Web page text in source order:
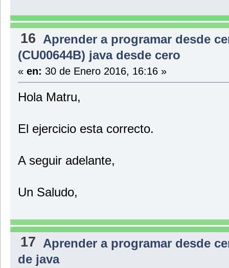
16 Aprender a programar desde
(CU00644B) java desde cero
« en: 30 de Enero 2016, 16:16 »
Hola Matru,
El ejercicio esta correcto.
A seguir adelante,
Un Saludo,
17 Aprender a programar desde
de java